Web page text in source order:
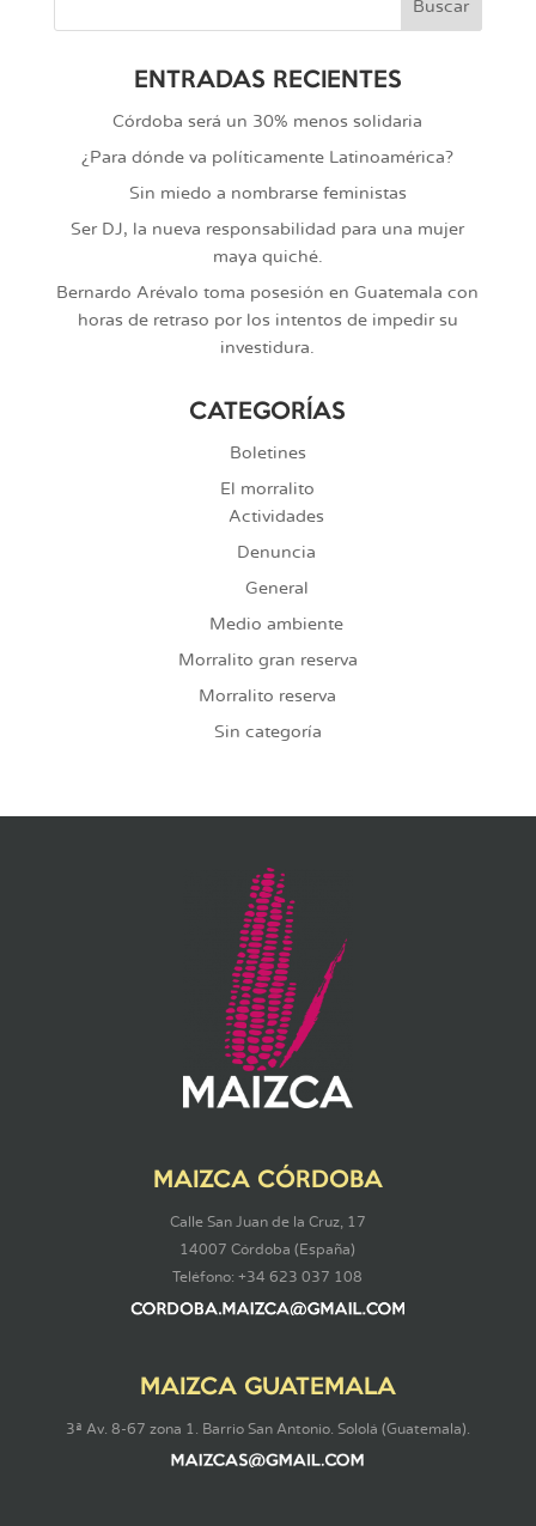
ENTRADAS RECIENTES
Córdoba será un 30% menos solidaria
¿Para dónde va políticamente Latinoamérica?
Sin miedo a nombrarse feministas
Ser DJ, la nueva responsabilidad para una mujer
maya quiché.
Bernardo Arévalo toma posesión en Guatemala con
horas de retraso por los intentos de impedir su
investidura.
CATEGORÍAS
Boletines
El morralito
Actividades
Denuncia
General
Medio ambiente
Morralito gran reserva
Morralito reserva
Sin categoría
MAIZCA CÓRDOBA
Calle San Juan de la Cruz, 17
14007 Córdoba (España)
Teléfono: +34 623 037 108
MAIZCA GUATEMALA
3ª Av. 8-67 zona 1. Barrio San Antonio. Sololá (Guatemala).